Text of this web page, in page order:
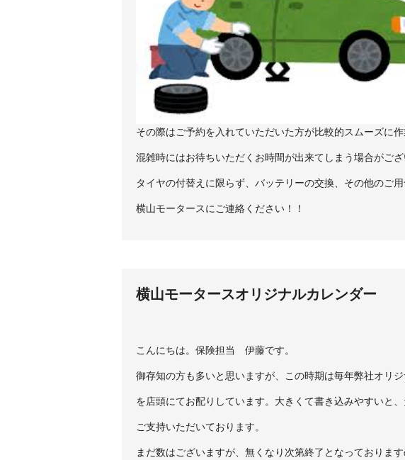
その際はご予約を入れていただいた方が比較的スムーズに作
混雑時にはお待ちいただくお時間が出来てしまう場合がご
タイヤの付替えに限らず、バッテリーの交換、その他のご
横山モータースにご連絡ください！！
横山モータースオリジナルカレンダー
こんにちは。保険担当 伊藤です。
御存知の方も多いと思いますが、この時期は毎年弊社オリ
を店頭にてお配りしています。大きくて書き込みやすいと
ご支持いただいております。
まだ数はございますが、無くなり次第終了となっておりま